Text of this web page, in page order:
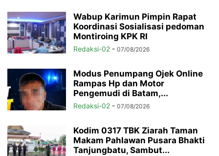
Wabup Karimun Pimpin Rapat
Koordinasi Sosialisasi pedoman
Montiroing KPK RI
Redaksi-02 - 07/08/2026
Modus Penumpang Ojek Online
Rampas Hp dan Motor
Pengemudi di Batam,...
Redaksi-02 - 07/08/2026
Kodim 0317 TBK Ziarah Taman
Makam Pahlawan Pusara Bhakti
Tanjungbatu, Sambut...